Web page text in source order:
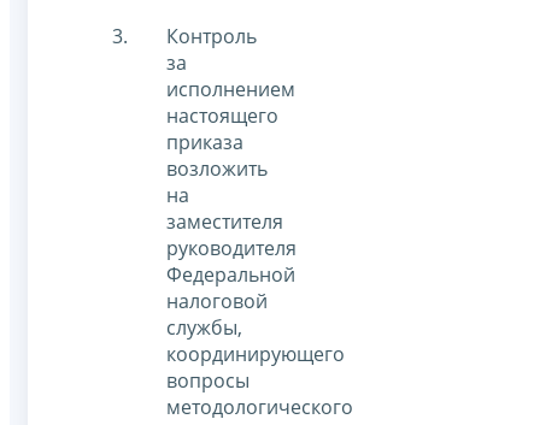
Контроль
за
исполнением
настоящего
приказа
возложить
на
заместителя
руководителя
Федеральной
налоговой
службы,
координирующего
вопросы
методологического